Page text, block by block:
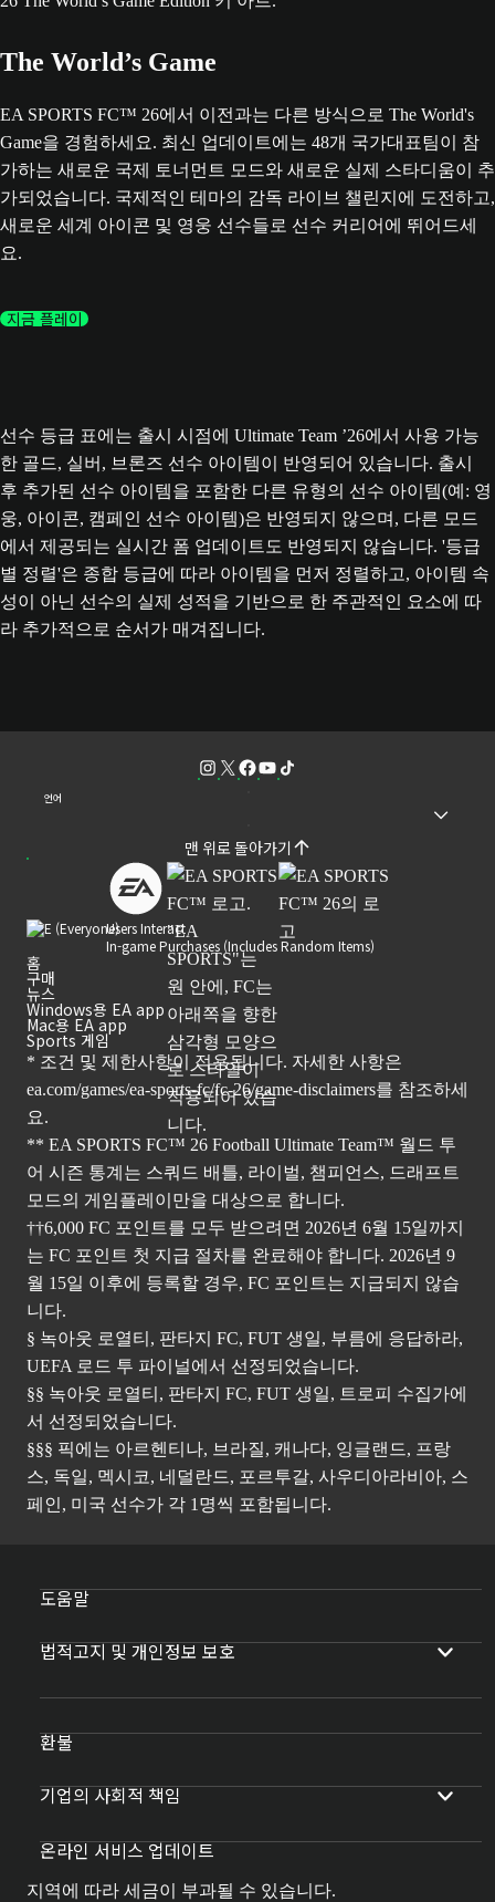
The World’s Game
EA SPORTS FC™ 26에서 이전과는 다른 방식으로 The World's
Game을 경험하세요. 최신 업데이트에는 48개 국가대표팀이 참
가하는 새로운 국제 토너먼트 모드와 새로운 실제 스타디움이 추
가되었습니다. 국제적인 테마의 감독 라이브 챌린지에 도전하고,
새로운 세계 아이콘 및 영웅 선수들로 선수 커리어에 뛰어드세
요.
지금 플레이
선수 등급 표에는 출시 시점에 Ultimate Team ’26에서 사용 가능
한 골드, 실버, 브론즈 선수 아이템이 반영되어 있습니다. 출시
후 추가된 선수 아이템을 포함한 다른 유형의 선수 아이템(예: 영
웅, 아이콘, 캠페인 선수 아이템)은 반영되지 않으며, 다른 모드
에서 제공되는 실시간 폼 업데이트도 반영되지 않습니다. '등급
별 정렬'은 종합 등급에 따라 아이템을 먼저 정렬하고, 아이템 속
성이 아닌 선수의 실제 성적을 기반으로 한 주관적인 요소에 따
라 추가적으로 순서가 매겨집니다.
언어
맨 위로 돌아가기
Users Interact
In-game Purchases (Includes Random Items)
홈
구매
뉴스
Windows용 EA app
Mac용 EA app
Sports 게임
* 조건 및 제한사항이 적용됩니다. 자세한 사항은
ea.com/games/ea-sports-fc/fc-26/game-disclaimers를 참조하세
요.
** EA SPORTS FC™ 26 Football Ultimate Team™ 월드 투
어 시즌 통계는 스쿼드 배틀, 라이벌, 챔피언스, 드래프트
모드의 게임플레이만을 대상으로 합니다.
††6,000 FC 포인트를 모두 받으려면 2026년 6월 15일까지
는 FC 포인트 첫 지급 절차를 완료해야 합니다. 2026년 9
월 15일 이후에 등록할 경우, FC 포인트는 지급되지 않습
니다.
§ 녹아웃 로열티, 판타지 FC, FUT 생일, 부름에 응답하라,
UEFA 로드 투 파이널에서 선정되었습니다.
§§ 녹아웃 로열티, 판타지 FC, FUT 생일, 트로피 수집가에
서 선정되었습니다.
§§§ 픽에는 아르헨티나, 브라질, 캐나다, 잉글랜드, 프랑
스, 독일, 멕시코, 네덜란드, 포르투갈, 사우디아라비아, 스
페인, 미국 선수가 각 1명씩 포함됩니다.
도움말
법적고지 및 개인정보 보호
환불
기업의 사회적 책임
온라인 서비스 업데이트
지역에 따라 세금이 부과될 수 있습니다.